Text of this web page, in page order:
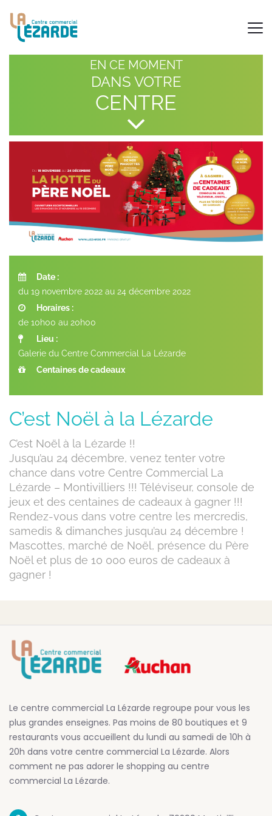
EN CE MOMENT
DANS VOTRE
CENTRE
Date :
du 19 novembre 2022 au 24 décembre 2022
Horaires :
de 10h00 au 20h00
Lieu :
Galerie du Centre Commercial La Lézarde
Centaines de cadeaux
C’est Noël à la Lézarde
C’est Noël à la Lézarde !!
Jusqu’au 24 décembre, venez tenter votre
chance dans votre Centre Commercial La
Lézarde – Montivilliers !!! Téléviseur, console de
jeux et des centaines de cadeaux à gagner !!!
Rendez-vous dans votre centre les mercredis,
samedis & dimanches jusqu’au 24 décembre !
Mascottes, marché de Noël, présence du Père
Noël et plus de 10 000 euros de cadeaux à
gagner !
Le centre commercial La Lézarde regroupe pour vous les
plus grandes enseignes. Pas moins de 80 boutiques et 9
restaurants vous accueillent du lundi au samedi de 10h à
20h dans votre centre commercial La Lézarde. Alors
comment ne pas adorer le shopping au centre
commercial La Lézarde.